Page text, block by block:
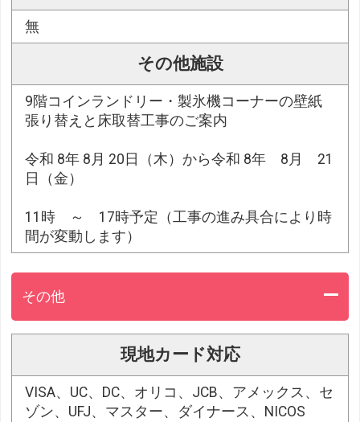
無
その他施設
9階コインランドリー・製氷機コーナーの壁紙
張り替えと床取替工事のご案内
令和 8年 8月 20日（木）から令和 8年 8月 21
日（金）
11時 ～ 17時予定（工事の進み具合により時
間が変動します）
その他
現地カード対応
VISA、UC、DC、オリコ、JCB、アメックス、セ
ゾン、UFJ、マスター、ダイナース、NICOS